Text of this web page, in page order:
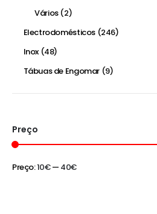
Vários (2)
Electrodomésticos (246)
Inox (48)
Tábuas de Engomar (9)
Preço
Preço
Preço
Preço:10€— 40€